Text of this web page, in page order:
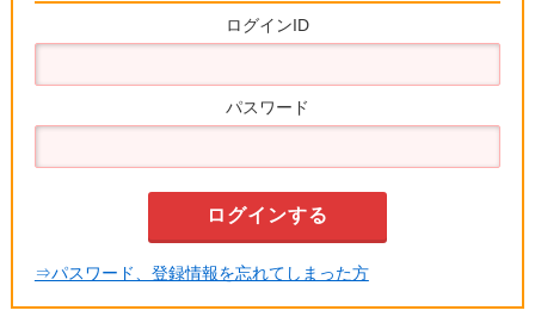
ログインID
パスワード
⇒パスワード、登録情報を忘れてしまった方